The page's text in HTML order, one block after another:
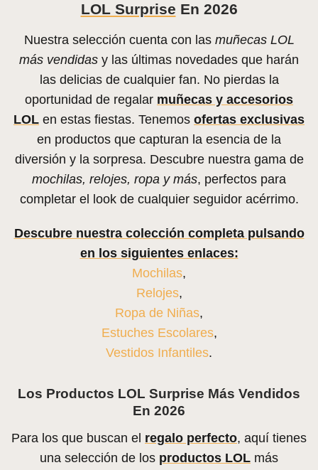
LOL Surprise En 2026
Nuestra selección cuenta con las muñecas LOL
más vendidas y las últimas novedades que harán
las delicias de cualquier fan. No pierdas la
oportunidad de regalar muñecas y accesorios
LOL en estas fiestas. Tenemos ofertas exclusivas
en productos que capturan la esencia de la
diversión y la sorpresa. Descubre nuestra gama de
mochilas, relojes, ropa y más, perfectos para
completar el look de cualquier seguidor acérrimo.
Descubre nuestra colección completa pulsando
en los siguientes enlaces:
Mochilas,
Relojes,
Ropa de Niñas,
Estuches Escolares,
Vestidos Infantiles.
Los Productos LOL Surprise Más Vendidos
En 2026
Para los que buscan el regalo perfecto, aquí tienes
una selección de los productos LOL más